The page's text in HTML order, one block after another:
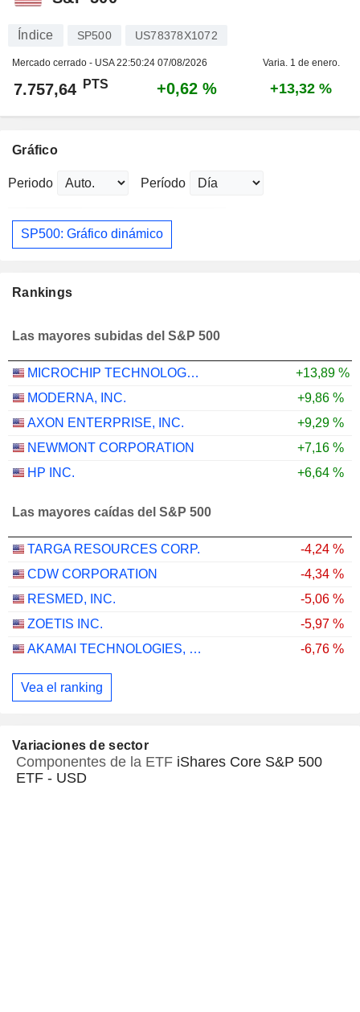
Índice SP500 US78378X1072
Mercado cerrado - USA22:50:24 07/08/2026 Varia. 1 de enero.
7.757,64 PTS +0,62 % +13,32 %
Gráfico
Periodo Período
SP500: Gráfico dinámico
Rankings
Las mayores subidas del S&P 500
MICROCHIP TECHNOLOGY INCORPORATED
+13,89 %
MODERNA, INC.
+9,86 %
AXON ENTERPRISE, INC.
+9,29 %
NEWMONT CORPORATION
+7,16 %
HP INC.
+6,64 %
Las mayores caídas del S&P 500
TARGA RESOURCES CORP.
-4,24 %
CDW CORPORATION
-4,34 %
RESMED, INC.
-5,06 %
ZOETIS INC.
-5,97 %
AKAMAI TECHNOLOGIES, INC.
-6,76 %
Vea el ranking
Variaciones de sector
Componentes de la ETF iShares Core S&P 500
ETF - USD